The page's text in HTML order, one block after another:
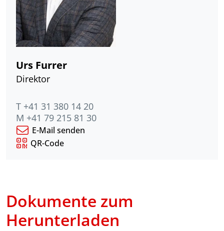
Urs Furrer
Direktor
T +41 31 380 14 20
M +41 79 215 81 30
E-Mail senden
QR-Code
Dokumente zum
Herunterladen